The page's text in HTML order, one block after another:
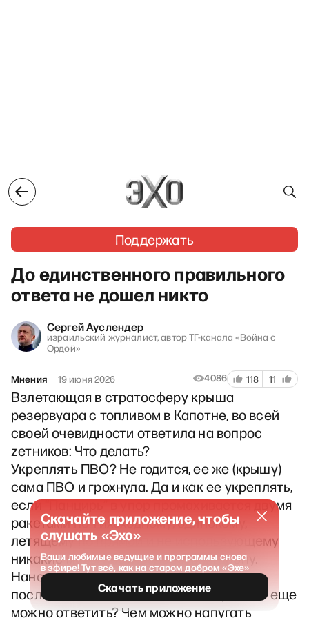
Поддержать
До единственного правильного
ответа не дошел никто
Сергей Ауслендер
израильский журналист, автор ТГ-канала «Война с
Ордой»
Мнения 19 июня 2026 4086 118 11
Взлетающая в стратосферу крыша
резервуара с топливом в Капотне, во всей
своей очевидности ответила на вопрос
zетников: Что делать?
Укреплять ПВО? Не годится, ее же (крышу)
сама ПВО и грохнула. Да и как ее укреплять,
если “Панцирь” в упор промахивается двумя
ракетами по тихоходному, одинокому,
летящему по прямой и не использующему
никакие меры противодействия, дрону.
Наносить ответные удары? Ну, после
последней зимы, Охмадета и Лавры, чем еще
можно ответить? Чем можно напугать
Скачайте приложение, чтобы
слушать «Эхо»
Ваши любимые ведущие и программы снова
в эфире! Тут всё, как на старом добром «Эхе»
Скачать приложение